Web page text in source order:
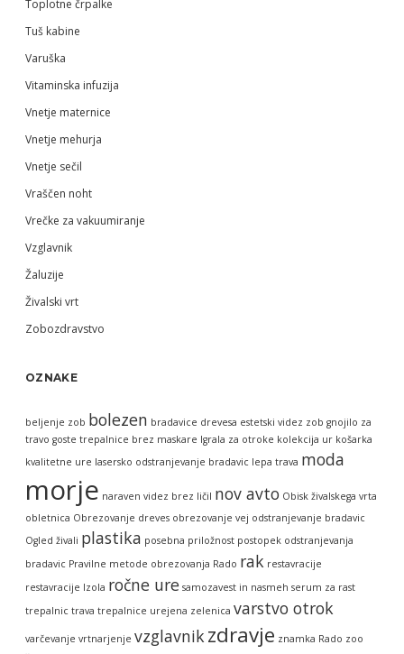
Toplotne črpalke
Tuš kabine
Varuška
Vitaminska infuzija
Vnetje maternice
Vnetje mehurja
Vnetje sečil
Vraščen noht
Vrečke za vakuumiranje
Vzglavnik
Žaluzije
Živalski vrt
Zobozdravstvo
OZNAKE
beljenje zob bolezen bradavice drevesa estetski videz zob gnojilo za
travo goste trepalnice brez maskare Igrala za otroke kolekcija ur košarka
kvalitetne ure lasersko odstranjevanje bradavic lepa trava moda
morje naraven videz brez ličil nov avto Obisk živalskega vrta
obletnica Obrezovanje dreves obrezovanje vej odstranjevanje bradavic
Ogled živali plastika posebna priložnost postopek odstranjevanja
bradavic Pravilne metode obrezovanja Rado rak restavracije
restavracije Izola ročne ure samozavest in nasmeh serum za rast
trepalnic trava trepalnice urejena zelenica varstvo otrok
varčevanje vrtnarjenje vzglavnikzdravje znamka Rado zoo